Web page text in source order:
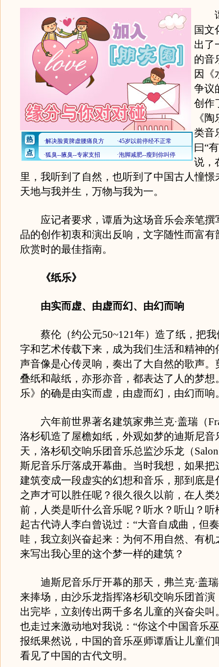
谭
国文
出了
的音
因《
争议
创作
《
类音
曰“
说，
里，我听到了自然，也听到了中国古人憧憬
天地与我并生，万物与我为一。
应记者要求，谭盾为这场音乐会亲笔撰
品的创作初衷和演出反响，文字随性而富有
欣赏时的最佳指南。
《纸乐》
由实而虚、由虚而幻、由幻而响
蔡伦（约公元50~121年）造了纸，把我
字和艺术传载下来，成为我们生活和精神的
声音像是心传灵响，奏出了大自然的歌声。
叠纸和敲纸，亦形亦音，都表达了人的梦想
乐》的确是由实而虚，由虚而幻，由幻而响
六年前世界著名建筑家弗兰克·盖瑞（
洛杉矶造了屋檐如纸，外观如梦的迪斯尼音
天，洛杉矶交响乐团音乐总监沙乐龙（
斯尼音乐厅落成开幕曲。当时我想，如果把
建筑变成一段虚实的幻想和音乐，那到底是
之声才可以胜任呢？很久很久以前，在人类
前，人类是听什么音乐呢？听水？听山？听
起古代诗人李白曾说过：“大音自成曲，但
哇，我立刻兴奋起来：为何不用自然、有机
来写出我心里的这个梦一样的建筑？
迪斯尼音乐厅开幕的那天，弗兰克·盖瑞
来捧场，由沙乐龙指挥洛杉矶交响乐团首演
出完毕，立刻传出两千多名儿童的兴奋尖叫
也走过来激动地对我说：“你这个中国音乐
报纸果然说，中国的音乐巫师谭盾让儿童们
看见了中国的古代文明。